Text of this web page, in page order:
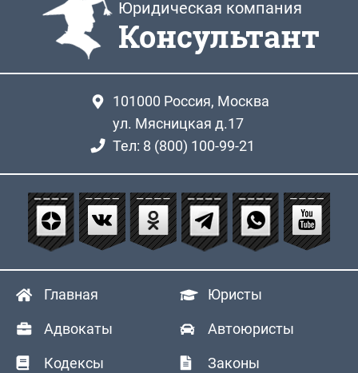
Юридическая компания
Консультант
101000 Россия, Москва
ул. Мясницкая д.17
Тел: 8 (800) 100-99-21
Главная Юристы
Адвокаты Автоюристы
Кодексы Законы